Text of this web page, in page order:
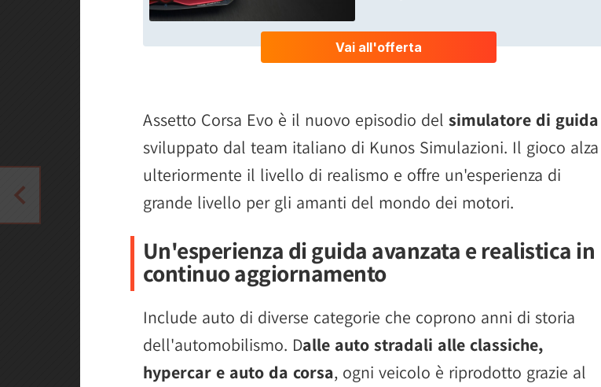
Assetto Corsa Evo è il nuovo episodio del simulatore di guida
sviluppato dal team italiano di Kunos Simulazioni. Il gioco alza
ulteriormente il livello di realismo e offre un'esperienza di
grande livello per gli amanti del mondo dei motori.
Un'esperienza di guida avanzata e realistica in
continuo aggiornamento
Include auto di diverse categorie che coprono anni di storia
dell'automobilismo. Dalle auto stradali alle classiche,
hypercar e auto da corsa, ogni veicolo è riprodotto grazie al